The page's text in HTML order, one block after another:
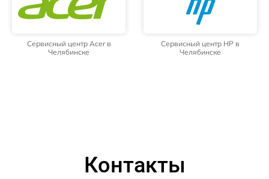
Сервисный центр Acer в
Челябинске
Сервисный центр HP в
Челябинске
Контакты